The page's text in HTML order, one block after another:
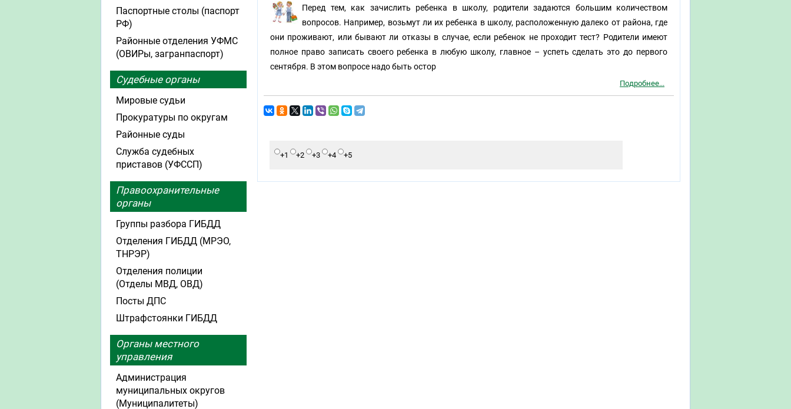
Перед тем, как зачислить ребенка в школу, родители задаются большим количеством
вопросов. Например, возьмут ли их ребенка в школу, расположенную далеко от района, где
они проживают, или бывают ли отказы в случае, если ребенок не проходит тест? Родители имеют
полное право записать своего ребенка в любую школу, главное – успеть сделать это до первого
сентября. В этом вопросе надо быть остор
Подробнее...
+1 +2 +3 +4 +5
Паспортные столы (паспорт
РФ)
Районные отделения УФМС
(ОВИРы, загранпаспорт)
Судебные органы
Мировые судьи
Прокуратуры по округам
Районные суды
Служба судебных
приставов (УФССП)
Правоохранительные
органы
Группы разбора ГИБДД
Отделения ГИБДД (МРЭО,
ТНРЭР)
Отделения полиции
(Отделы МВД, ОВД)
Посты ДПС
Штрафстоянки ГИБДД
Органы местного
управления
Администрация
муниципальных округов
(Муниципалитеты)